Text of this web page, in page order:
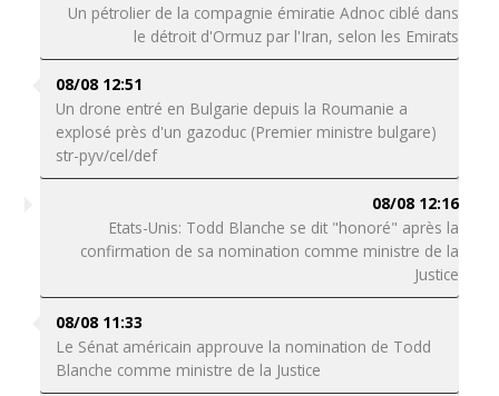
Un pétrolier de la compagnie émiratie Adnoc ciblé dans
le détroit d'Ormuz par l'Iran, selon les Emirats
08/08 12:51
Un drone entré en Bulgarie depuis la Roumanie a
explosé près d'un gazoduc (Premier ministre bulgare)
str-pyv/cel/def
08/08 12:16
Etats-Unis: Todd Blanche se dit "honoré" après la
confirmation de sa nomination comme ministre de la
Justice
08/08 11:33
Le Sénat américain approuve la nomination de Todd
Blanche comme ministre de la Justice